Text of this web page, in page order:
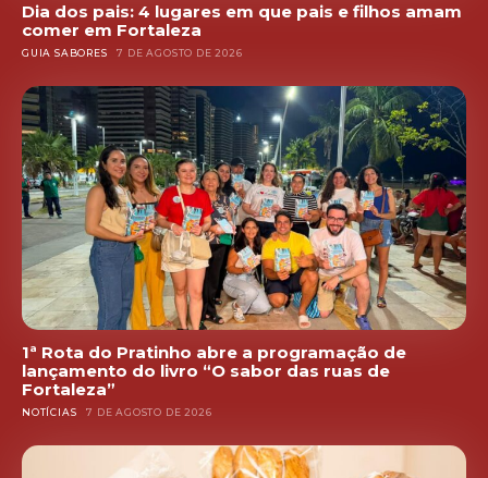
Dia dos pais: 4 lugares em que pais e filhos amam
comer em Fortaleza
GUIA SABORES 7 DE AGOSTO DE 2026
1ª Rota do Pratinho abre a programação de
lançamento do livro “O sabor das ruas de
Fortaleza”
NOTÍCIAS 7 DE AGOSTO DE 2026